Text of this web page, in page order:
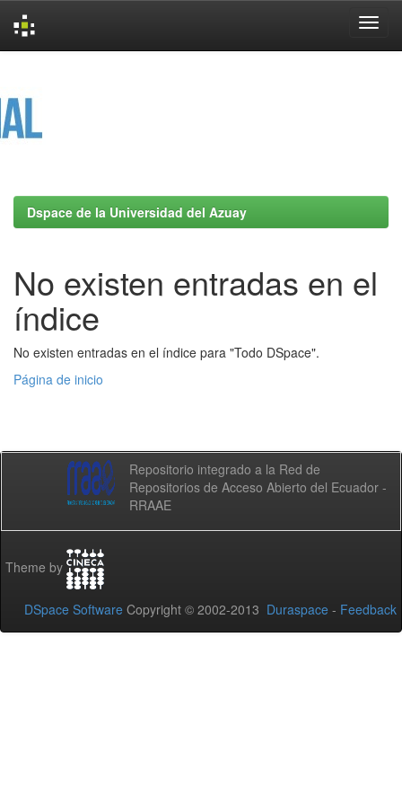
Dspace de la Universidad del Azuay
No existen entradas en el
índice
No existen entradas en el índice para "Todo DSpace".
Página de inicio
Repositorio integrado a la Red de
Repositorios de Acceso Abierto del Ecuador -
RRAAE
Theme by
DSpace Software Copyright © 2002-2013 Duraspace - Feedback